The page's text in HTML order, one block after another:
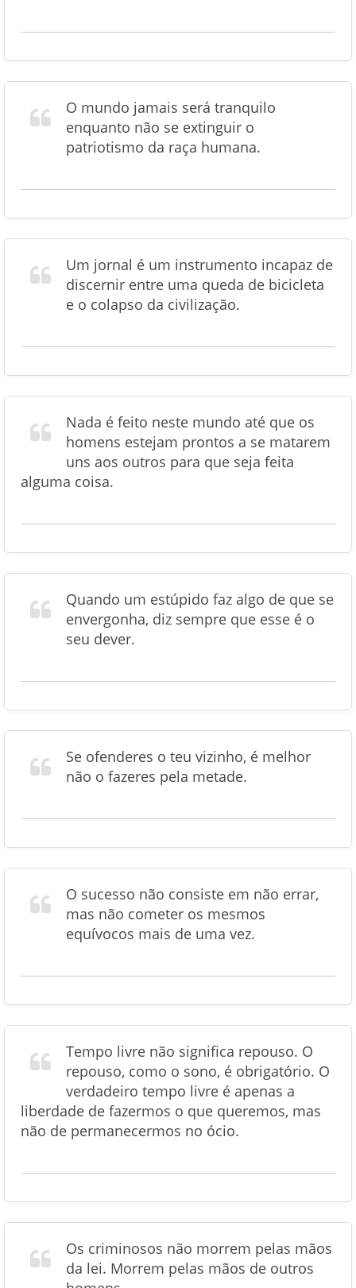
O mundo jamais será tranquilo
enquanto não se extinguir o
patriotismo da raça humana.
Um jornal é um instrumento incapaz de
discernir entre uma queda de bicicleta
e o colapso da civilização.
Nada é feito neste mundo até que os
homens estejam prontos a se matarem
uns aos outros para que seja feita
alguma coisa.
Quando um estúpido faz algo de que se
envergonha, diz sempre que esse é o
seu dever.
Se ofenderes o teu vizinho, é melhor
não o fazeres pela metade.
O sucesso não consiste em não errar,
mas não cometer os mesmos
equívocos mais de uma vez.
Tempo livre não significa repouso. O
repouso, como o sono, é obrigatório. O
verdadeiro tempo livre é apenas a
liberdade de fazermos o que queremos, mas
não de permanecermos no ócio.
Os criminosos não morrem pelas mãos
da lei. Morrem pelas mãos de outros